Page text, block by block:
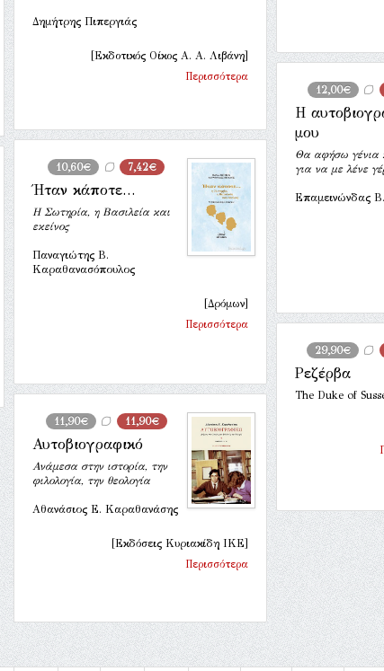
Δημήτρης Πιπεργιάς
[Εκδοτικός Οίκος Α. Α. Λιβάνη]
Περισσότερα
12,00€
Η
μου
Θα αφήσω γένια
για να με λένε
Επαμεινώνδας
10,60€ 7,42€
Ήταν κάποτε…
Η Σωτηρία, η Βασιλεία και
εκείνος
Παναγιώτης Β.
Καραθανασόπουλος
[Δρόμων]
Περισσότερα
29,90€
Ρεζέρβα
The Duke of
11,90€ 11,90€
Αυτοβιογραφικό
Ανάμεσα στην ιστορία, την
φιλολογία, την θεολογία
Αθανάσιος Ε. Καραθανάσης
[Εκδόσεις Κυριακίδη ΙΚΕ]
Περισσότερα